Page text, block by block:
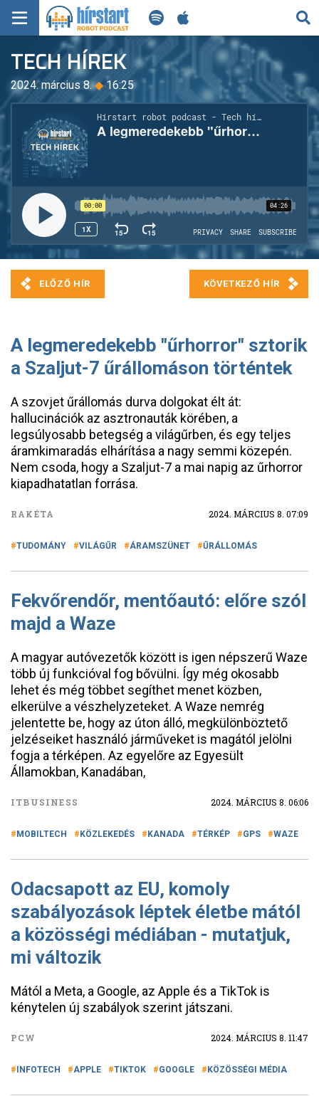
KERESÉS
KEZDŐLAP
FRISS HÍREK
TECH HÍREK
FILM-ZENE-SZÓRAKOZÁS
PLAYLIST
MI AZ A ROBOT PODCAST?
TECH HÍREK
2024. március 8.◆16:25
A legmeredekebb "űrhorror" sztorik
a Szaljut-7 űrállomáson történtek
A szovjet űrállomás durva dolgokat élt át:
hallucinációk az asztronauták körében, a
legsúlyosabb betegség a világűrben, és egy teljes
áramkimaradás elhárítása a nagy semmi közepén.
Nem csoda, hogy a Szaljut-7 a mai napig az űrhorror
kiapadhatatlan forrása.
RAKÉTA 2024. MÁRCIUS 8. 07:09
TUDOMÁNY VILÁGŰR ÁRAMSZÜNET ŰRÁLLOMÁS
Fekvőrendőr, mentőautó: előre szól
majd a Waze
A magyar autóvezetők között is igen népszerű Waze
több új funkcióval fog bővülni. Így még okosabb
lehet és még többet segíthet menet közben,
elkerülve a vészhelyzeteket. A Waze nemrég
jelentette be, hogy az úton álló, megkülönböztető
jelzéseiket használó járműveket is magától jelölni
fogja a térképen. Az egyelőre az Egyesült
Államokban, Kanadában,
ITBUSINESS 2024. MÁRCIUS 8. 06:06
MOBILTECH KÖZLEKEDÉS KANADA TÉRKÉP GPS WAZE
Odacsapott az EU, komoly
szabályozások léptek életbe mától
a közösségi médiában - mutatjuk,
mi változik
Mától a Meta, a Google, az Apple és a TikTok is
kénytelen új szabályok szerint játszani.
PCW 2024. MÁRCIUS 8. 11:47
INFOTECH APPLE TIKTOK GOOGLE KÖZÖSSÉGI MÉDIA